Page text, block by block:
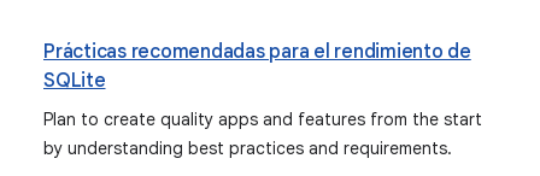
Prácticas recomendadas para el rendimiento de
SQLite
Plan to create quality apps and features from the start
by understanding best practices and requirements.